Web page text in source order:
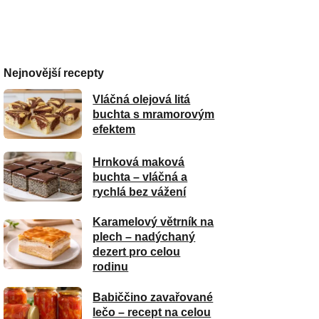
Nejnovější recepty
Vláčná olejová litá
buchta s mramorovým
efektem
Hrnková maková
buchta – vláčná a
rychlá bez vážení
Karamelový větrník na
plech – nadýchaný
dezert pro celou
rodinu
Babiččino zavařované
lečo – recept na celou